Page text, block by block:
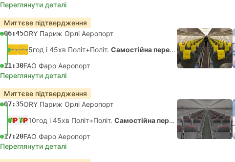
Переглянути деталі
Миттєве підтвердження
06:45ORY Париж Орлі Аеропорт
5год і 45хв Політ+Політ. Самостійна пересадка
11:30FAO Фаро Аеропорт
Переглянути деталі
Миттєве підтвердження
07:35ORY Париж Орлі Аеропорт
10год і 45хв Політ+Політ. Самостійна пересадка
17:20FAO Фаро Аеропорт
Переглянути деталі